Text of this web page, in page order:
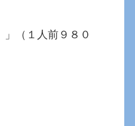
」（１人前９８０